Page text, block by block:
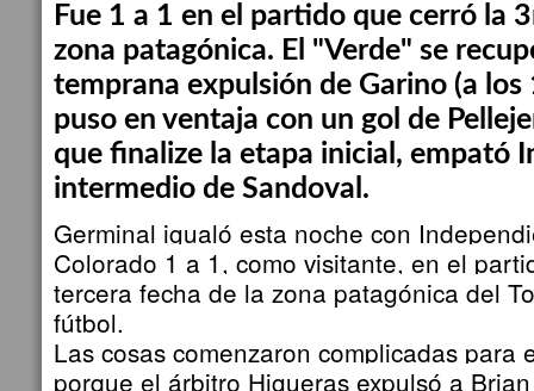
Fue 1 a 1 en el partido que cerró la
zona patagónica. El "Verde" se
temprana expulsión de Garino (a los
puso en ventaja con un gol de
que finalize la etapa inicial, empató
intermedio de Sandoval.
Germinal igualó esta noche con
Colorado 1 a 1, como visitante, en el
tercera fecha de la zona patagónica del
fútbol.
Las cosas comenzaron complicadas para
porque el árbitro Higueras expulsó a